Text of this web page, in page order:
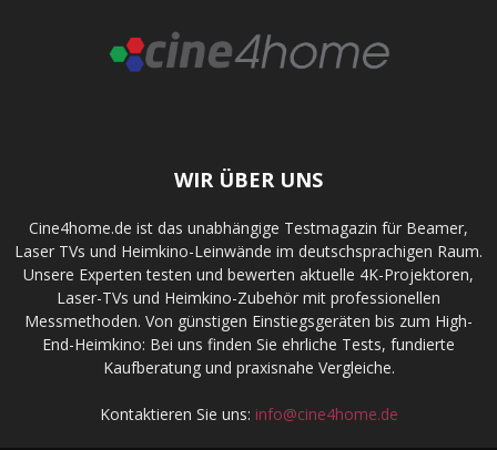
WIR ÜBER UNS
Cine4home.de ist das unabhängige Testmagazin für Beamer,
Laser TVs und Heimkino-Leinwände im deutschsprachigen Raum.
Unsere Experten testen und bewerten aktuelle 4K-Projektoren,
Laser-TVs und Heimkino-Zubehör mit professionellen
Messmethoden. Von günstigen Einstiegsgeräten bis zum High-
End-Heimkino: Bei uns finden Sie ehrliche Tests, fundierte
Kaufberatung und praxisnahe Vergleiche.
Kontaktieren Sie uns: info@cine4home.de